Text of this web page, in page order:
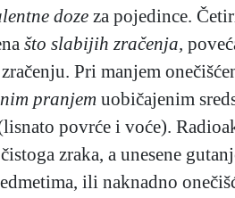
doze za pojedince.
što slabijih zračenja,
Pri manjem
pranjem uobičajenim
povrće i voće).
zraka, a unesene
ili naknadno